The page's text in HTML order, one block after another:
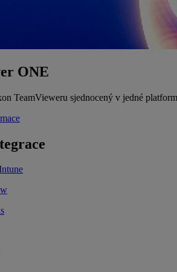
ONE
TeamVieweru sjednocený v jedné